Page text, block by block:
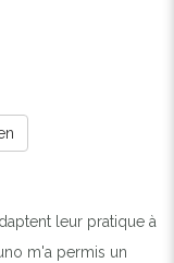
leur pratique à
m'a permis un